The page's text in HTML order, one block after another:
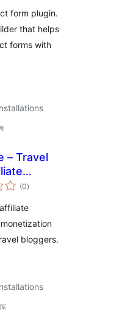
form plugin.
that helps
forms with
– Travel
(0total
ratings
)
bloggers.